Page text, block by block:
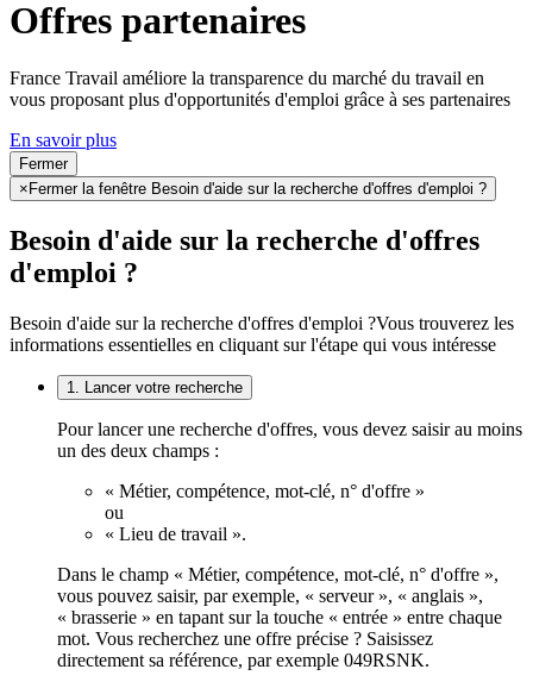
Offres partenaires
France Travail améliore la transparence du marché du travail en
vous proposant plus d'opportunités d'emploi grâce à ses partenaires
En savoir plus
Fermer
× Fermer la fenêtre Besoin d'aide sur la recherche d'offres d'emploi ?
Besoin d'aide sur la recherche d'offres
d'emploi ?
Besoin d'aide sur la recherche d'offres d'emploi ?Vous trouverez les
informations essentielles en cliquant sur l'étape qui vous intéresse
1. Lancer votre recherche
Pour lancer une recherche d'offres, vous devez saisir au moins
un des deux champs :
« Métier, compétence, mot-clé, n° d'offre »
ou
« Lieu de travail ».
Dans le champ « Métier, compétence, mot-clé, n° d'offre »,
vous pouvez saisir, par exemple, « serveur », « anglais »,
« brasserie » en tapant sur la touche « entrée » entre chaque
mot. Vous recherchez une offre précise ? Saisissez
directement sa référence, par exemple 049RSNK.